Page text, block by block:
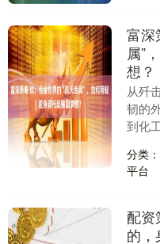
富深
属”
想？
从歼
韧的
到化
独
高端
分类
平台
配资
的，